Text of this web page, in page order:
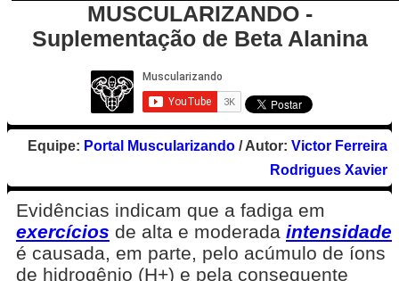
MUSCULARIZANDO -
Suplementação de Beta Alanina
Equipe: Portal Muscularizando / Autor: Victor Ferreira
Rodrigues Xavier
Evidências indicam que a fadiga em
exercícios de alta e moderada intensidade
é causada, em parte, pelo acúmulo de íons
de hidrogênio (H+) e pela consequente